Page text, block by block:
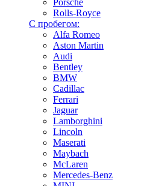
Porsche
Rolls-Royce
С пробегом:
Alfa Romeo
Aston Martin
Audi
Bentley
BMW
Cadillac
Ferrari
Jaguar
Lamborghini
Lincoln
Maserati
Maybach
McLaren
Mercedes-Benz